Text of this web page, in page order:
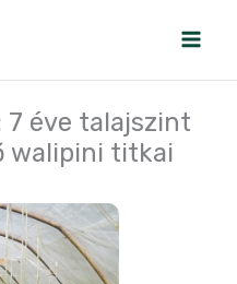
7 éve talajszint
walipini titkai